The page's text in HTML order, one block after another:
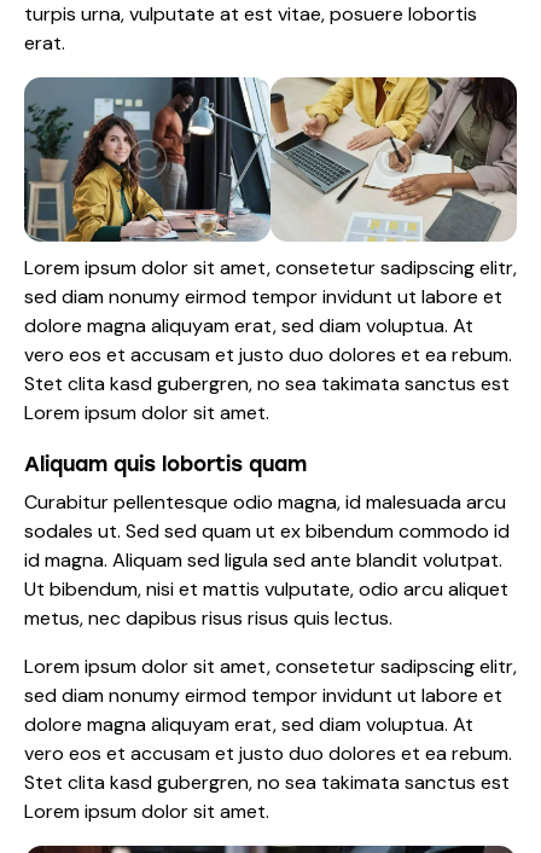
turpis urna, vulputate at est vitae, posuere lobortis
erat.
Lorem ipsum dolor sit amet, consetetur sadipscing elitr,
sed diam nonumy eirmod tempor invidunt ut labore et
dolore magna aliquyam erat, sed diam voluptua. At
vero eos et accusam et justo duo dolores et ea rebum.
Stet clita kasd gubergren, no sea takimata sanctus est
Lorem ipsum dolor sit amet.
Aliquam quis lobortis quam
Curabitur pellentesque odio magna, id malesuada arcu
sodales ut. Sed sed quam ut ex bibendum commodo id
id magna. Aliquam sed ligula sed ante blandit volutpat.
Ut bibendum, nisi et mattis vulputate, odio arcu aliquet
metus, nec dapibus risus risus quis lectus.
Lorem ipsum dolor sit amet, consetetur sadipscing elitr,
sed diam nonumy eirmod tempor invidunt ut labore et
dolore magna aliquyam erat, sed diam voluptua. At
vero eos et accusam et justo duo dolores et ea rebum.
Stet clita kasd gubergren, no sea takimata sanctus est
Lorem ipsum dolor sit amet.